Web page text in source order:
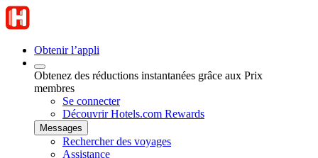
Obtenir l’appli
Obtenez des réductions instantanées grâce aux Prix
membres
Se connecter
Découvrir Hotels.com Rewards
Messages
Rechercher des voyages
Assistance